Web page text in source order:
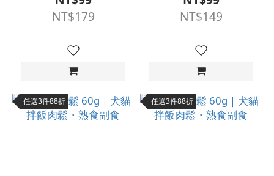
NT$179
NT$149
任選3件88折 任選3件88折